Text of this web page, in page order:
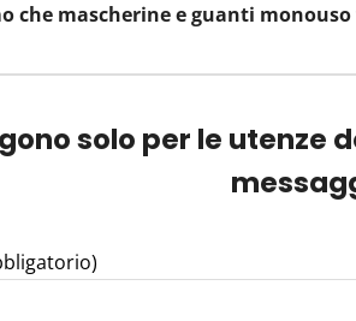
che mascherine e guanti
solo per le utenze